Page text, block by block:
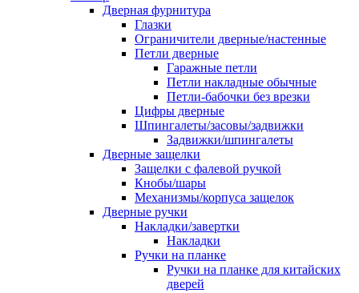
Дверная фурнитура
Глазки
Ограничители дверные/настенные
Петли дверные
Гаражные петли
Петли накладные обычные
Петли-бабочки без врезки
Цифры дверные
Шпингалеты/засовы/задвижки
Задвижки/шпингалеты
Дверные защелки
Защелки с фалевой ручкой
Кнобы/шары
Механизмы/корпуса защелок
Дверные ручки
Накладки/завертки
Накладки
Ручки на планке
Ручки на планке для китайских
дверей